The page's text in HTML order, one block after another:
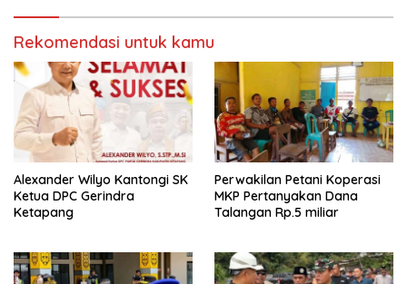
Rekomendasi untuk kamu
Alexander Wilyo Kantongi SK
Ketua DPC Gerindra
Ketapang
Perwakilan Petani Koperasi
MKP Pertanyakan Dana
Talangan Rp.5 miliar